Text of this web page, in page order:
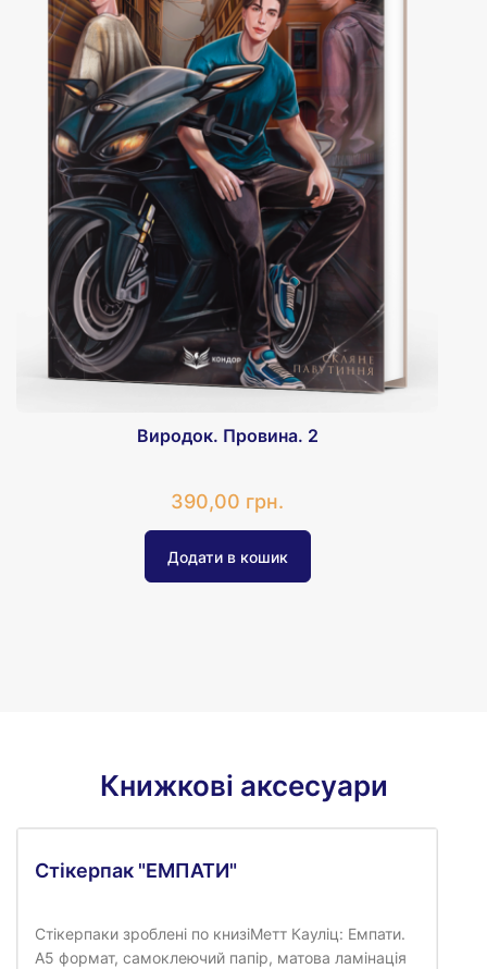
Виродок. Провина. 2
390,00 грн.
Книжкові аксесуари
Стікерпак "ЕМПАТИ"
Стікерпаки зроблені по книзіМетт Кауліц: Емпати.
А5 формат, самоклеючий папір, матова ламінація